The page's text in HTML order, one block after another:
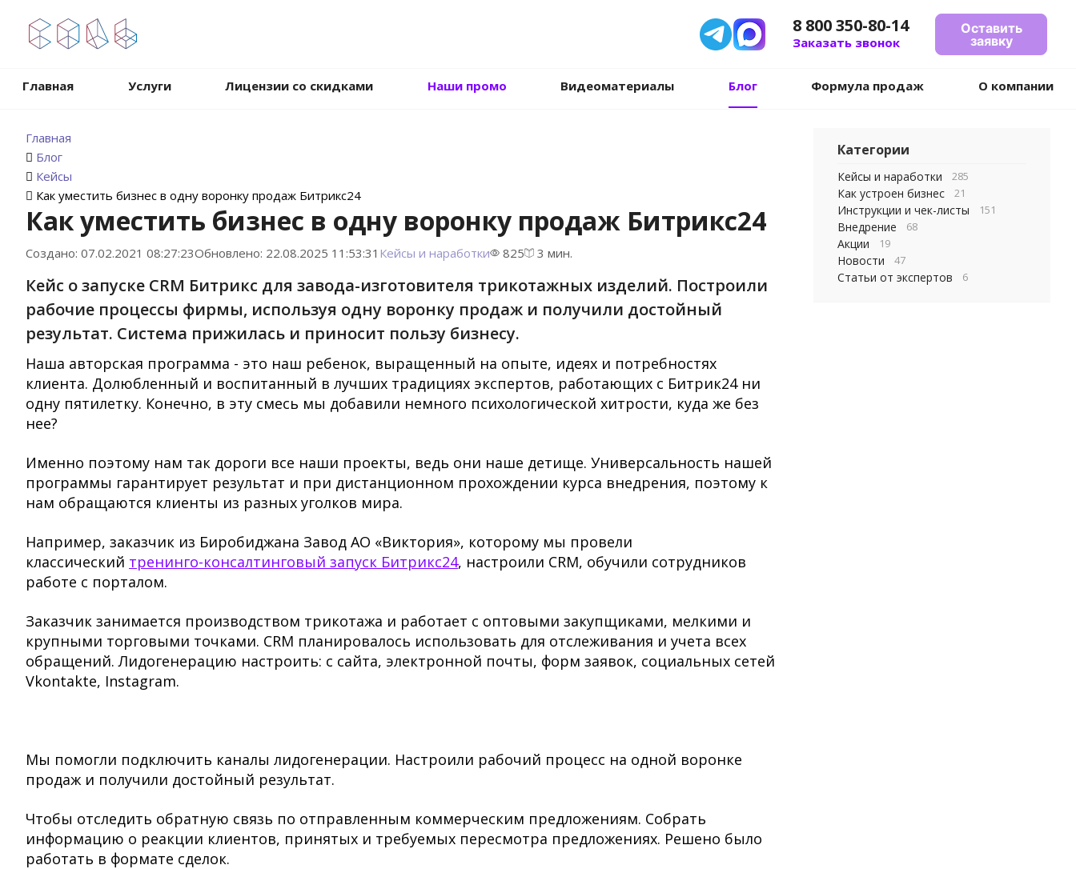
8 800 350-80-14
Заказать звонок
Оставить
заявку
Главная Услуги Лицензии со скидками Наши промо Видеоматериалы Блог Формула продаж О компании
Главная
Блог
Кейсы
Как уместить бизнес в одну воронку продаж Битрикс24
Как уместить бизнес в одну воронку продаж Битрикс24
Создано: 07.02.2021 08:27:23Обновлено: 22.08.2025 11:53:31 Кейсы и наработки 825 3 мин.
Кейс о запуске CRM Битрикс для завода-изготовителя трикотажных изделий. Построили
рабочие процессы фирмы, используя одну воронку продаж и получили достойный
результат. Система прижилась и приносит пользу бизнесу.
Наша авторская программа - это наш ребенок, выращенный на опыте, идеях и потребностях
клиента. Долюбленный и воспитанный в лучших традициях экспертов, работающих с Битрик24 ни
одну пятилетку. Конечно, в эту смесь мы добавили немного психологической хитрости, куда же без
нее?
Именно поэтому нам так дороги все наши проекты, ведь они наше детище. Универсальность нашей
программы гарантирует результат и при дистанционном прохождении курса внедрения, поэтому к
нам обращаются клиенты из разных уголков мира.
Например, заказчик из Биробиджана Завод АО «Виктория», которому мы провели
классический тренинго-консалтинговый запуск Битрикс24, настроили CRM, обучили сотрудников
работе с порталом.
Заказчик занимается производством трикотажа и работает с оптовыми закупщиками, мелкими и
крупными торговыми точками. CRM планировалось использовать для отслеживания и учета всех
обращений. Лидогенерацию настроить: с сайта, электронной почты, форм заявок, социальных сетей
Vkontakte, Instagram.
Мы помогли подключить каналы лидогенерации. Настроили рабочий процесс на одной воронке
продаж и получили достойный результат.
Чтобы отследить обратную связь по отправленным коммерческим предложениям. Собрать
информацию о реакции клиентов, принятых и требуемых пересмотра предложениях. Решено было
работать в формате сделок.
Категории
Кейсы и наработки 285
Как устроен бизнес 21
Инструкции и чек-листы 151
Внедрение 68
Акции 19
Новости 47
Статьи от экспертов 6